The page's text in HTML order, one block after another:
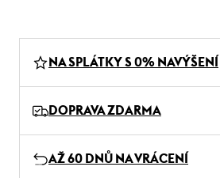
NA SPLÁTKY S 0% NAVÝŠENÍ
DOPRAVA ZDARMA
AŽ 60 DNŮ NA VRÁCENÍ